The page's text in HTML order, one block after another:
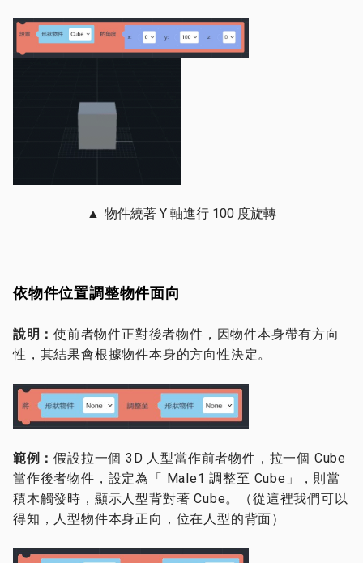
▲ 物件繞著 Y 軸進行 100 度旋轉
依物件位置調整物件面向
說明： 使前者物件正對後者物件，因物件本身帶有方向
性，其結果會根據物件本身的方向性決定。
範例 ：假設拉一個 3D 人型當作前者物件，拉一個 Cube
當作後者物件，設定為「 Male1 調整至 Cube」，則當
積木觸發時，顯示人型背對著 Cube。（從這裡我們可以
得知，人型物件本身正向，位在人型的背面）